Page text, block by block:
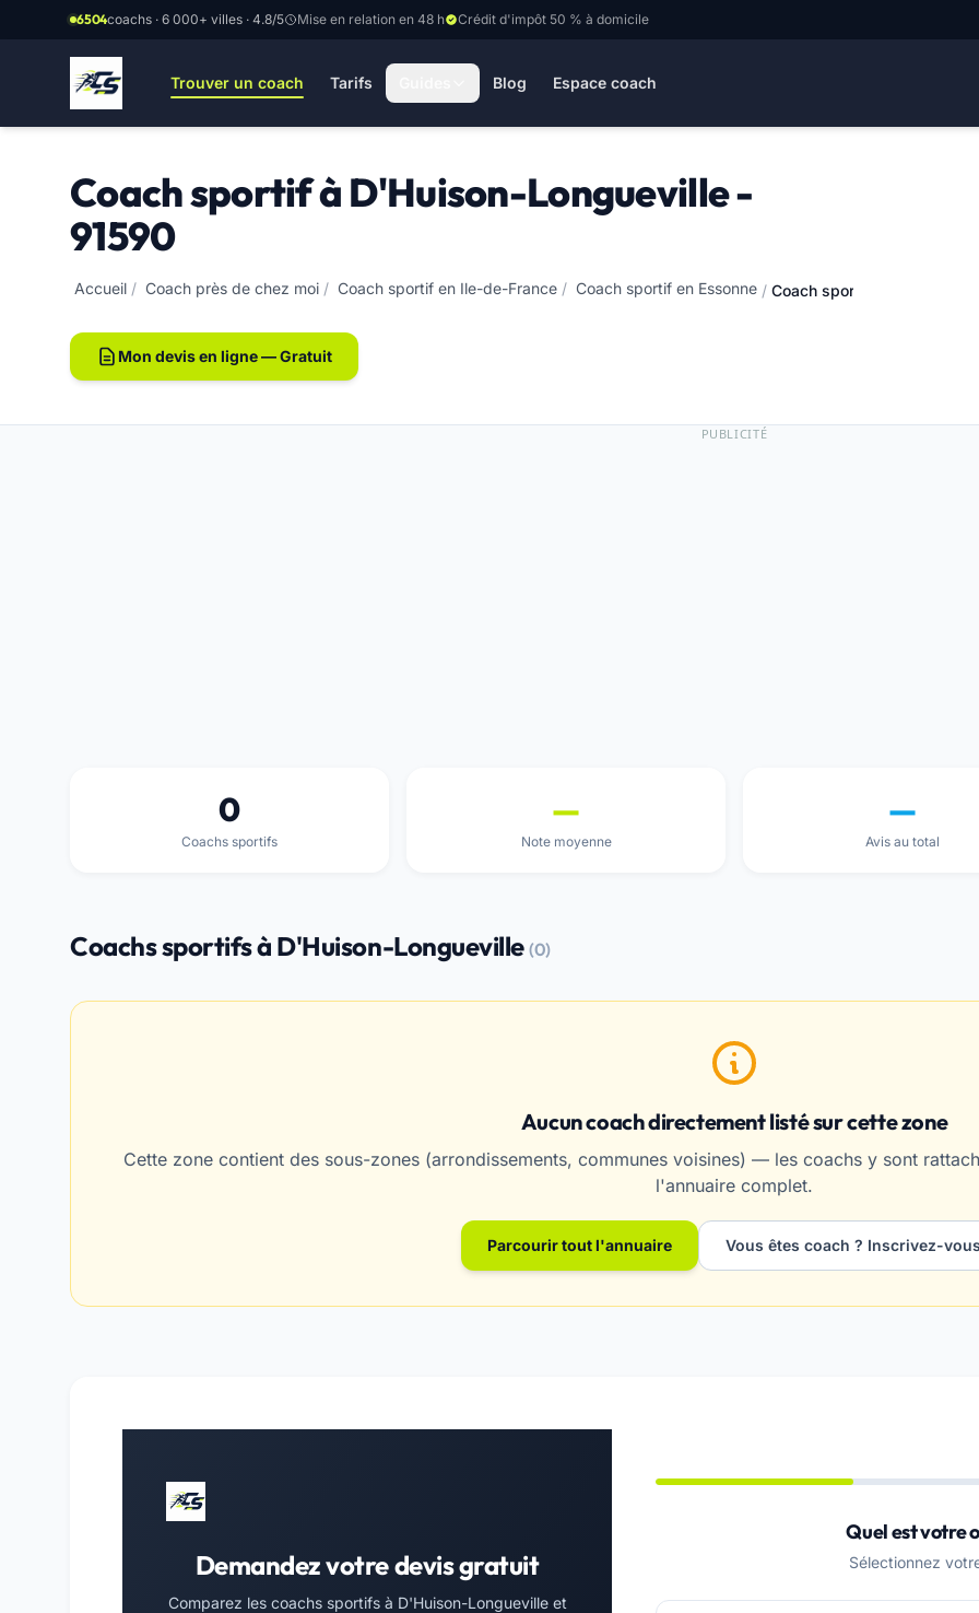
Aller au contenu principal
6504coachs · 6 000+ villes · 4.8/5 Mise en relation en 48 h Crédit d'impôt 50 % à domicile
Trouver un coach Tarifs Blog Espace coach
Coach sportif à D'Huison-Longueville -
91590
Accueil / Coach près de chez moi / Coach sportif en Ile-de-France / Coach sportif en Essonne / Coach sportif à D'Huison-
Mon devis en ligne — Gratuit
PUBLICITÉ
0
Coachs sportifs
—
Note moyenne
—
Avis au total
Coachs sportifs à D'Huison-Longueville(0)
Aucun coach directement listé sur cette zone
Cette zone contient des sous-zones (arrondissements, communes voisines) — les coachs y sont
l'annuaire complet.
Parcourir tout l'annuaire Vous êtes coach ? Inscrivez-vous
Demandez votre devis gratuit
Comparez les coachs sportifs à D'Huison-Longueville et
Quel est votre
Sélectionnez